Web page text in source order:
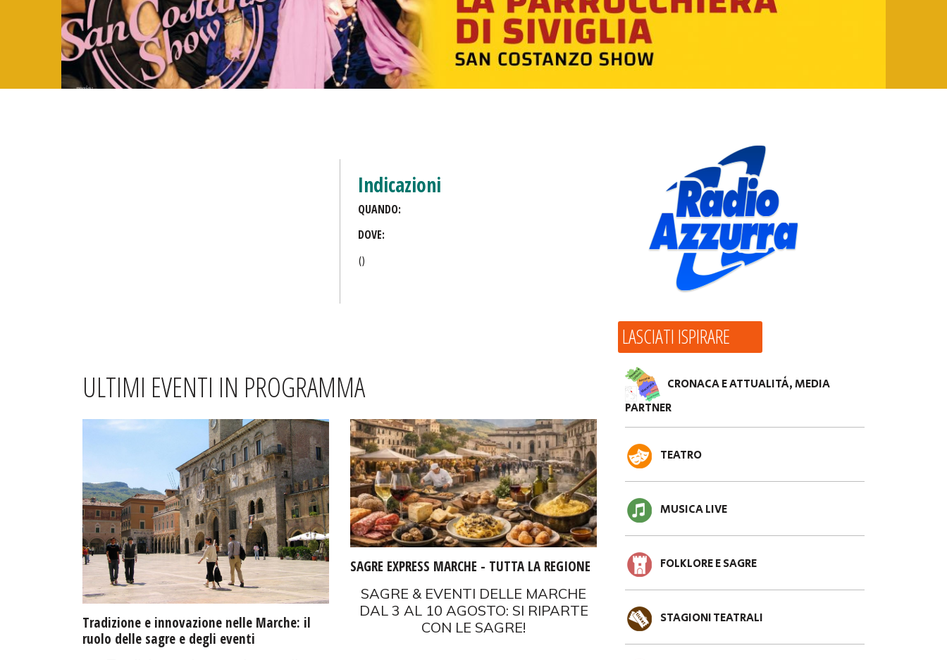
Indicazioni
QUANDO:
DOVE:
()
ULTIMI EVENTI IN PROGRAMMA
Tradizione e innovazione nelle Marche: il
ruolo delle sagre e degli eventi
SAGRE EXPRESS MARCHE - TUTTA LA REGIONE
SAGRE & EVENTI DELLE MARCHE
DAL 3 AL 10 AGOSTO: SI RIPARTE
CON LE SAGRE!
LASCIATI ISPIRARE
CRONACA E ATTUALITÀ, MEDIA
PARTNER
TEATRO
MUSICA LIVE
FOLKLORE E SAGRE
STAGIONI TEATRALI